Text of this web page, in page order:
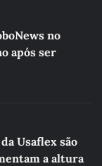
no
após ser
Usaflex são
a altura